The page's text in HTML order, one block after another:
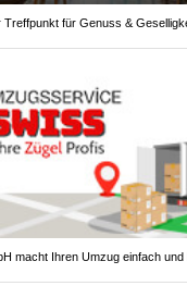
für Genuss &
macht Ihren Umzug einfach und